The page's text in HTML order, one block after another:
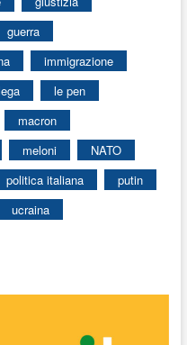
guerra
immigrazione
le pen
macron
meloni
NATO
politica italiana
putin
ucraina